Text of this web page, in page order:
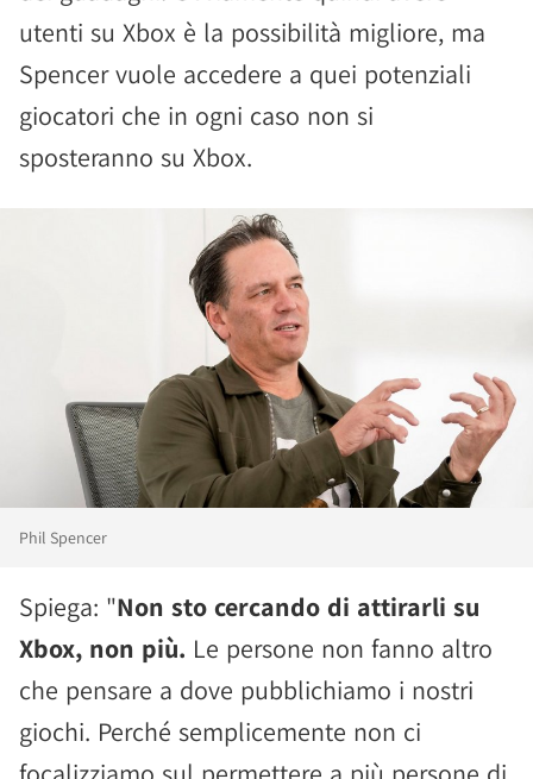
utenti su Xbox è la possibilità migliore, ma
Spencer vuole accedere a quei potenziali
giocatori che in ogni caso non si
sposteranno su Xbox.
Phil Spencer
Spiega: "Non sto cercando di attirarli su
Xbox, non più. Le persone non fanno altro
che pensare a dove pubblichiamo i nostri
giochi. Perché semplicemente non ci